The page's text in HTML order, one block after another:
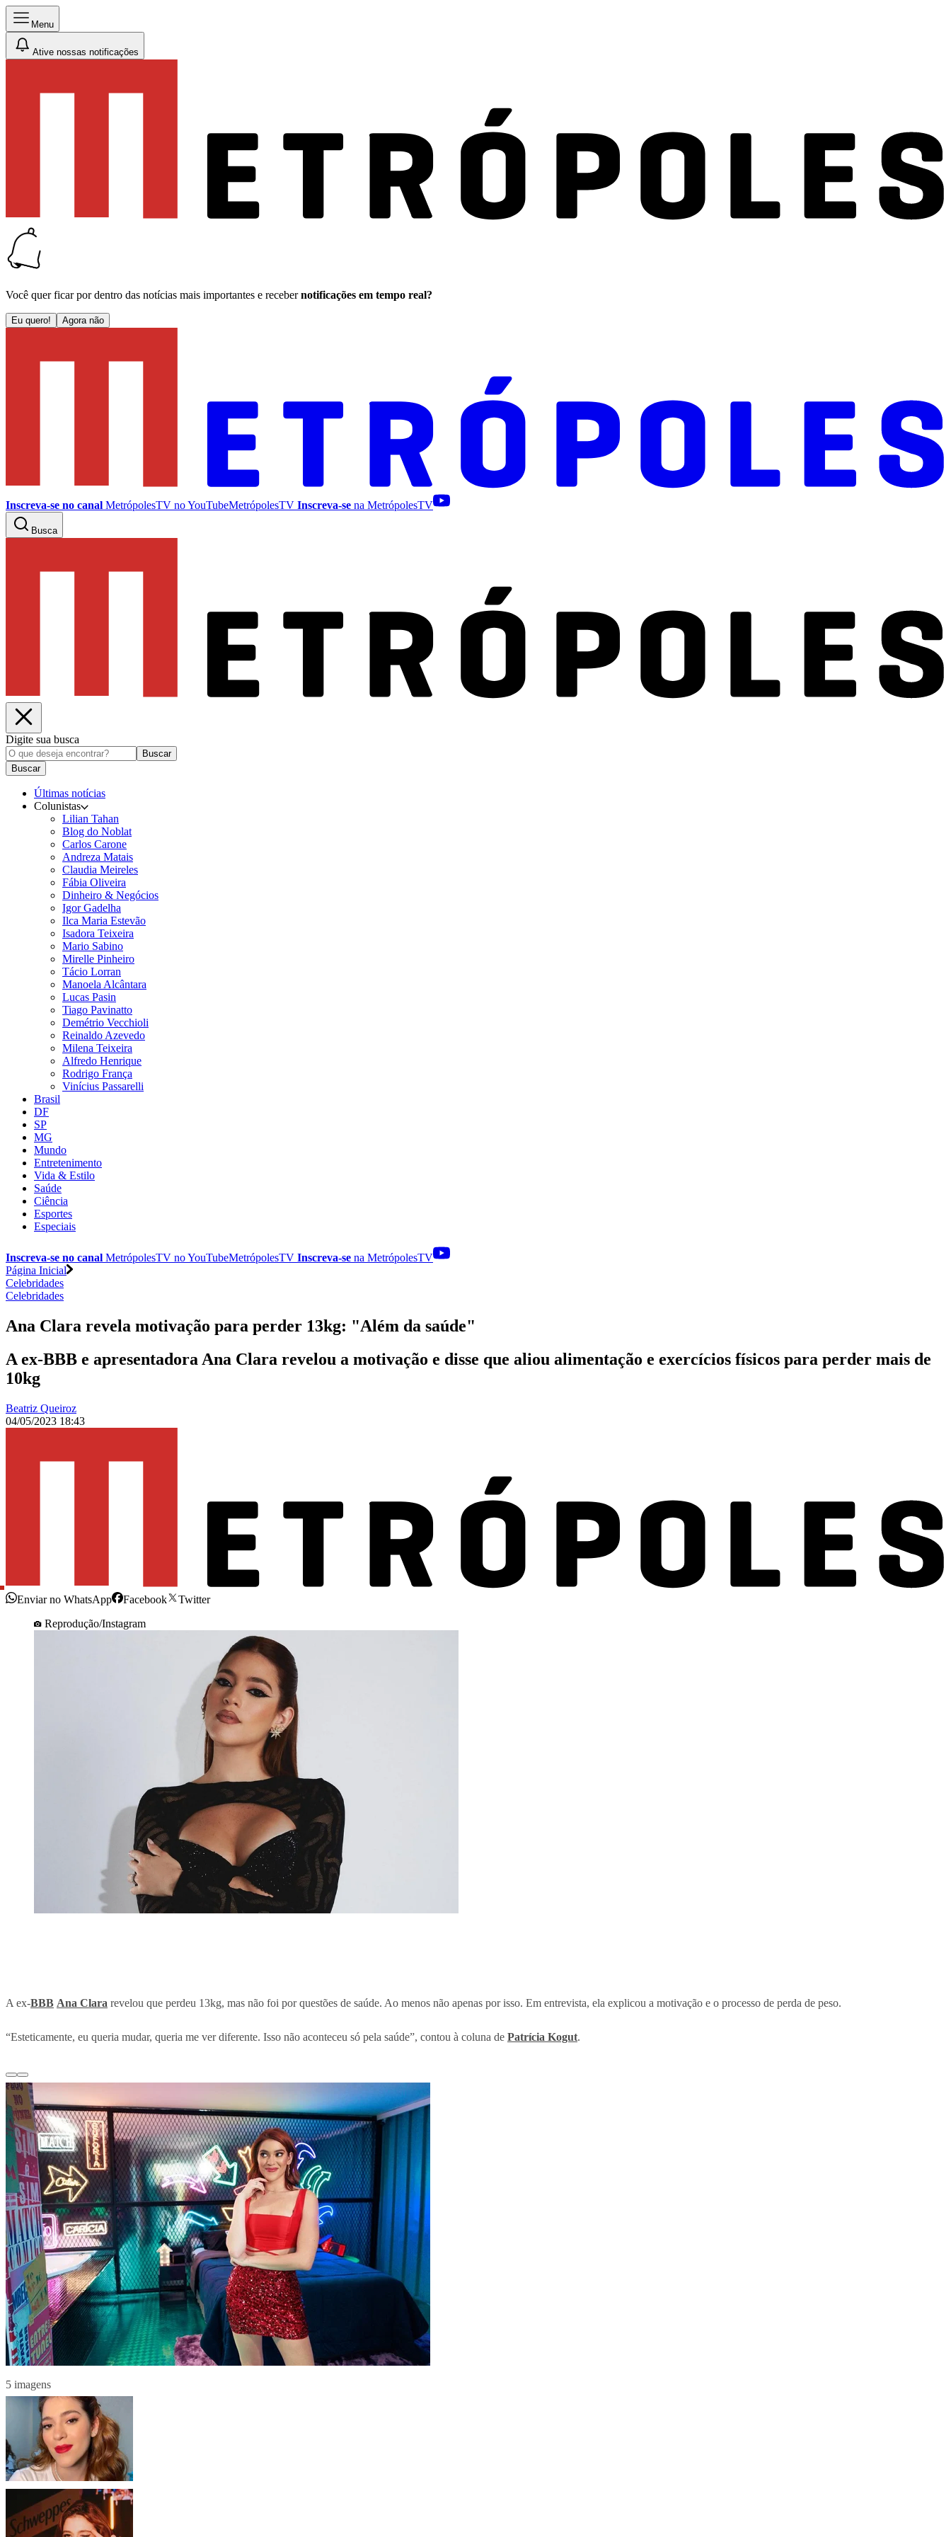
Menu
Ative nossas notificações
Você quer ficar por dentro das notícias mais importantes e receber notificações em tempo real?
Eu quero! Agora não
Inscreva-se no canal MetrópolesTV noYouTubeMetrópolesTV Inscreva-se na MetrópolesTV
Busca
Digite sua busca
Buscar
Buscar
Últimas notícias
Colunistas
Lilian Tahan
Blog do Noblat
Carlos Carone
Andreza Matais
Claudia Meireles
Fábia Oliveira
Dinheiro & Negócios
Igor Gadelha
Ilca Maria Estevão
Isadora Teixeira
Mario Sabino
Mirelle Pinheiro
Tácio Lorran
Manoela Alcântara
Lucas Pasin
Tiago Pavinatto
Demétrio Vecchioli
Reinaldo Azevedo
Milena Teixeira
Alfredo Henrique
Rodrigo França
Vinícius Passarelli
Brasil
DF
SP
MG
Mundo
Entretenimento
Vida & Estilo
Saúde
Ciência
Esportes
Especiais
Inscreva-se no canal MetrópolesTV noYouTubeMetrópolesTV Inscreva-se na MetrópolesTV
Página Inicial
Celebridades
Celebridades
Ana Clara revela motivação para perder 13kg: "Além da saúde"
A ex-BBB e apresentadora Ana Clara revelou a motivação e disse que aliou alimentação e exercícios físicos para perder mais de
10kg
Beatriz Queiroz
04/05/2023 18:43
Enviar no WhatsApp Facebook
Twitter
Reprodução/Instagram
A ex-BBB Ana Clara revelou que perdeu 13kg, mas não foi por questões de saúde. Ao menos não apenas por isso. Em entrevista, ela explicou a motivação e o processo de perda de peso.
“Esteticamente, eu queria mudar, queria me ver diferente. Isso não aconteceu só pela saúde”, contou à coluna de Patrícia Kogut.
5 imagens